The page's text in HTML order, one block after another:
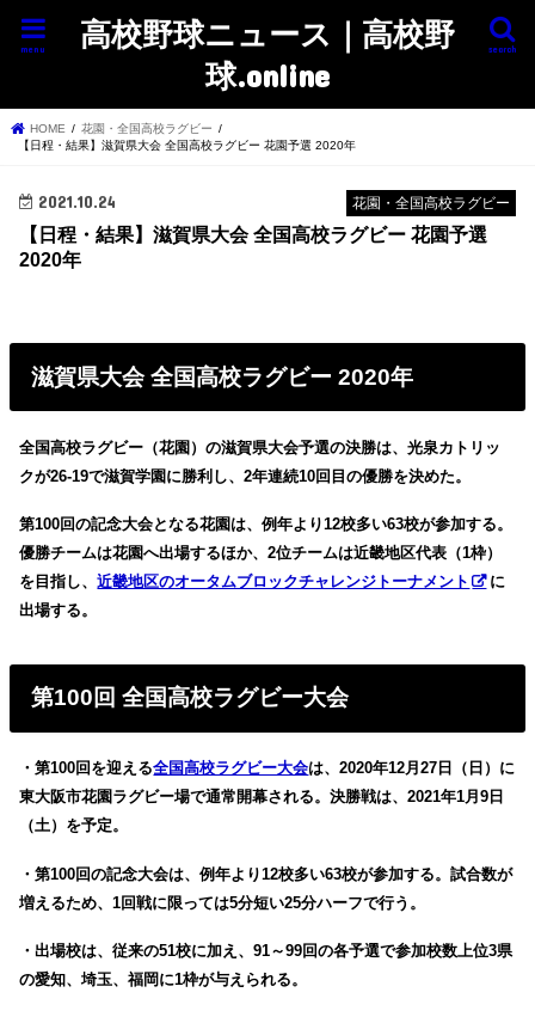
高校野球ニュース｜高校野
球.online
search
menu
HOME
花園・全国高校ラグビー
【日程・結果】滋賀県大会 全国高校ラグビー 花園予選 2020年
花園・全国高校ラグビー
2021.10.24
【日程・結果】滋賀県大会 全国高校ラグビー 花園予選
2020年
滋賀県大会 全国高校ラグビー 2020年
全国高校ラグビー（花園）の滋賀県大会予選の決勝は、光泉カトリッ
クが26-19で滋賀学園に勝利し、2年連続10回目の優勝を決めた。
第100回の記念大会となる花園は、例年より12校多い63校が参加する。
優勝チームは花園へ出場するほか、2位チームは近畿地区代表（1枠）
を目指し、近畿地区のオータムブロックチャレンジトーナメント
に
出場する。
第100回 全国高校ラグビー大会
・第100回を迎える全国高校ラグビー大会は、2020年12月27日（日）に
東大阪市花園ラグビー場で通常開幕される。決勝戦は、2021年1月9日
（土）を予定。
・第100回の記念大会は、例年より12校多い63校が参加する。試合数が
増えるため、1回戦に限っては5分短い25分ハーフで行う。
・出場校は、従来の51校に加え、91～99回の各予選で参加校数上位3県
の愛知、埼玉、福岡に1枠が与えられる。